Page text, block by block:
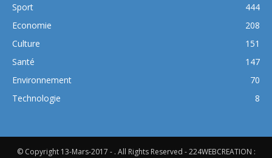
Sport
444
Economie
208
Culture
151
Santé
147
Environnement
70
Technologie
8
© Copyright 13-Mars-2017 - . All Rights Reserved - 224WEBCREATION :